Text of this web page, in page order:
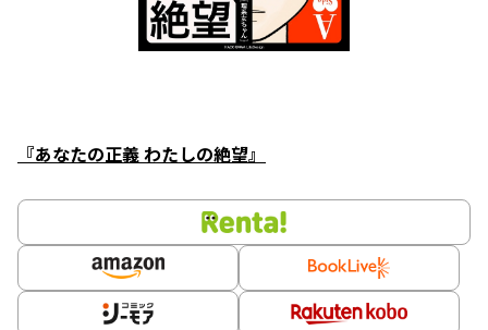
『あなたの正義 わたしの絶望』